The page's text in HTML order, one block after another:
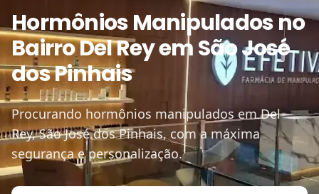
Hormônios Manipuladosno
Bairro Del Rey em São José
dos Pinhais
Procurando hormônios manipulados em Del
Rey, São José dos Pinhais, com a máxima
segurança e personalização.